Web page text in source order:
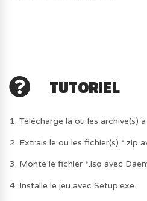
TUTORIEL
1. Télécharge la ou les archive(s)
2. Extrais le ou les fichier(s) *.zip
3. Monte le fichier *.iso avec
4. Installe le jeu avec Setup.exe.